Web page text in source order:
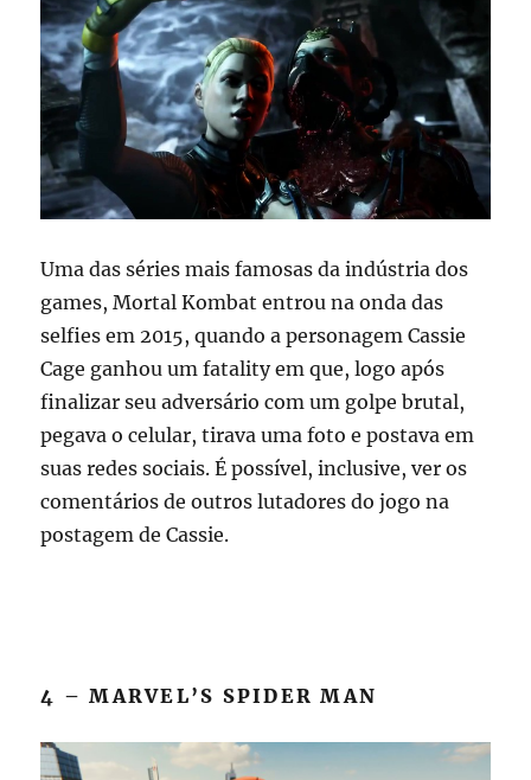
Uma das séries mais famosas da indústria dos
games, Mortal Kombat entrou na onda das
selfies em 2015, quando a personagem Cassie
Cage ganhou um fatality em que, logo após
finalizar seu adversário com um golpe brutal,
pegava o celular, tirava uma foto e postava em
suas redes sociais. É possível, inclusive, ver os
comentários de outros lutadores do jogo na
postagem de Cassie.
4 – MARVEL’S SPIDER MAN